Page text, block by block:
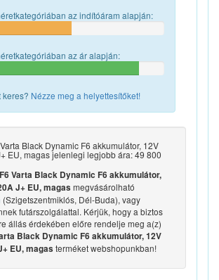
az indítóáram alapján:
az ár alapján:
keres? Nézze meg a helyettesítőket!
Black Dynamic F6 akkumulátor, 12V
EU, magas jelenlegi legjobb ára: 49 800
Varta Black Dynamic F6 akkumulátor,
J+ EU, magas megvásárolható
(Szigetszentmiklós, Dél-Buda), vagy
futárszolgálattal. Kérjük, hogy a biztos
állás érdekében előre rendelje meg a(z)
Black Dynamic F6 akkumulátor, 12V
EU, magas terméket webshopunkban!